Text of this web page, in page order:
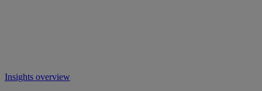
Insights overview